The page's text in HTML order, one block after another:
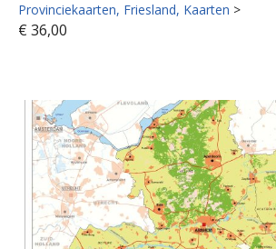
Provinciekaarten Friesland Kaarten >
€ 36,00